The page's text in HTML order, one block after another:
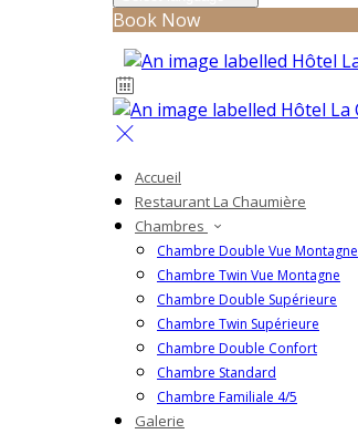
Book Now
Accueil
Restaurant La Chaumière
Chambres
Chambre Double Vue Montagne
Chambre Twin Vue Montagne
Chambre Double Supérieure
Chambre Twin Supérieure
Chambre Double Confort
Chambre Standard
Chambre Familiale 4/5
Galerie